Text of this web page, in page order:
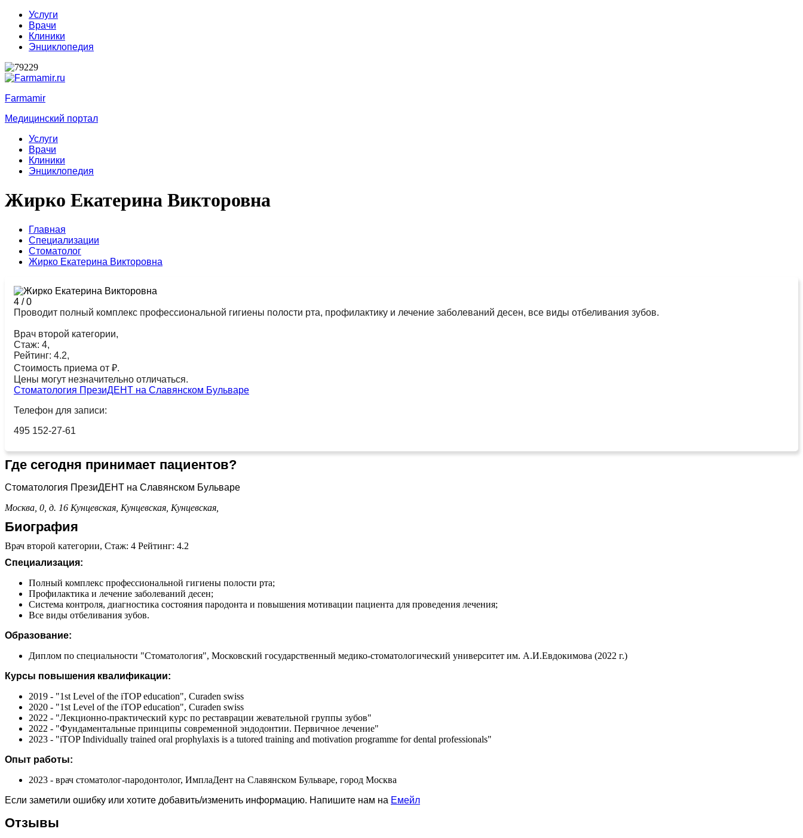
Услуги
Врачи
Клиники
Энциклопедия
Farmamir
Медицинский портал
Услуги
Врачи
Клиники
Энциклопедия
Жирко Екатерина Викторовна
Главная
Специализации
Стоматолог
Жирко Екатерина Викторовна
4 /0
Проводит полный комплекс профессиональной гигиены полости рта, профилактику и лечение заболеваний десен, все виды отбеливания зубов.
Врач второй категории,
Стаж: 4,
Рейтинг: 4.2,
Стоимость приема от ₽.
Цены могут незначительно отличаться.
Стоматология ПрезиДЕНТ на Славянском Бульваре
Телефон для записи:
495 152-27-61
Где сегодня принимает пациентов?
Стоматология ПрезиДЕНТ на Славянском Бульваре
Москва, 0, д. 16 Кунцевская, Кунцевская, Кунцевская,
Биография
Врач второй категории, Стаж: 4 Рейтинг: 4.2
Специализация:
Полный комплекс профессиональной гигиены полости рта;
Профилактика и лечение заболеваний десен;
Система контроля, диагностика состояния пародонта и повышения мотивации пациента для проведения лечения;
Все виды отбеливания зубов.
Образование:
Диплом по специальности "Стоматология", Московский государственный медико-стоматологический университет им. А.И.Евдокимова (2022 г.)
Курсы повышения квалификации:
2019 - "1st Level of the iTOP education", Curaden swiss
2020 - "1st Level of the iTOP education", Curaden swiss
2022 - "Лекционно-практический курс по реставрации жевательной группы зубов"
2022 - "Фундаментальные принципы современной эндодонтии. Первичное лечение"
2023 - "iTOP Individually trained oral prophylaxis is a tutored training and motivation programme for dental professionals"
Опыт работы:
2023 - врач стоматолог-пародонтолог, ИмплаДент на Славянском Бульваре, город Москва
Если заметили ошибку или хотите добавить/изменить информацию. Напишите нам на Емейл
Отзывы